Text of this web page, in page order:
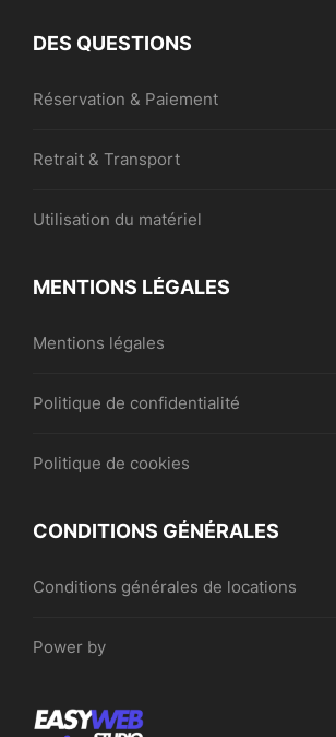
DES QUESTIONS
Réservation & Paiement
Retrait & Transport
Utilisation du matériel
MENTIONS LÉGALES
Mentions légales
Politique de confidentialité
Politique de cookies
CONDITIONS GÉNÉRALES
Conditions générales de locations
Power by